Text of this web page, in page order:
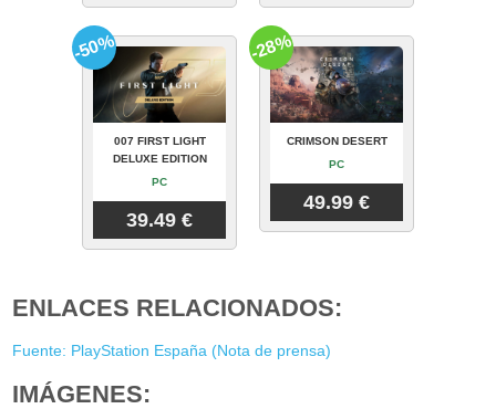
007 FIRST LIGHT
DELUXE EDITION
PC
39.49 €
-50%
CRIMSON DESERT
PC
49.99 €
-28%
ENLACES RELACIONADOS:
Fuente: PlayStation España (Nota de prensa)
IMÁGENES: